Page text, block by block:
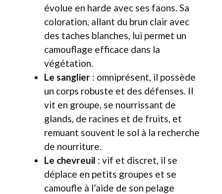
évolue en harde avec ses faons. Sa
coloration, allant du brun clair avec
des taches blanches, lui permet un
camouflage efficace dans la
végétation.
Le sanglier : omniprésent, il possède
un corps robuste et des défenses. Il
vit en groupe, se nourrissant de
glands, de racines et de fruits, et
remuant souvent le sol à la recherche
de nourriture.
Le chevreuil : vif et discret, il se
déplace en petits groupes et se
camoufle à l’aide de son pelage